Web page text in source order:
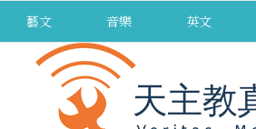
藝文 音樂 英文